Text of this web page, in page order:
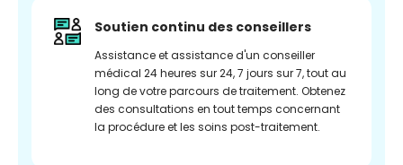
Soutien continu des conseillers
Assistance et assistance d'un conseiller
médical 24 heures sur 24, 7 jours sur 7, tout au
long de votre parcours de traitement. Obtenez
des consultations en tout temps concernant
la procédure et les soins post-traitement.